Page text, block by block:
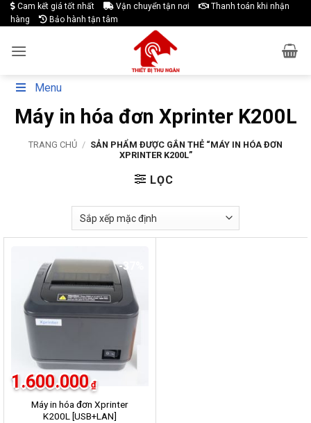
Skip
to
Cam kết giá tốt nhất Vận chuyển tận nơi
Thanh toán khi nhận
hàng
Bảo hành tận tâm
Menu
Máy in hóa đơn Xprinter K200L
TRANG CHỦ / SẢN PHẨM ĐƯỢC GẮN THẺ “MÁY IN HÓA ĐƠN
XPRINTER K200L”
LỌC
-37%
Máy in hóa đơn Xprinter
K200L [USB+LAN]
1.600.000 ₫